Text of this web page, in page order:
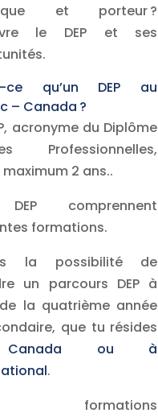
et porteur ?
le DEP et ses
ce qu’un DEP au
– Canada ?
acronyme du Diplôme
Professionnelles,
2 ans..
comprennent
formations.
la possibilité de
un parcours DEP à
la quatrième année
que tu résides
Canada ou à
.
formations